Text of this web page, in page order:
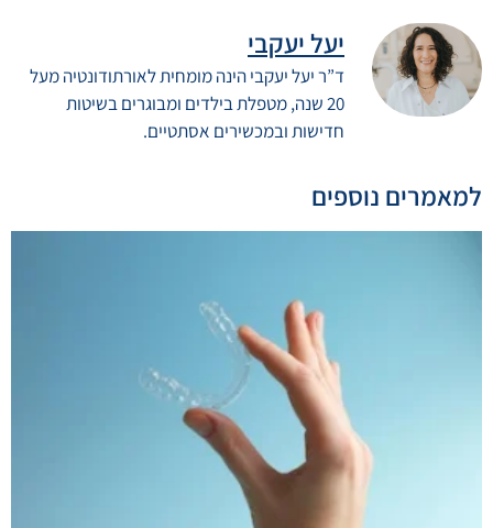
יעל יעקבי
ד”ר יעל יעקבי הינה מומחית לאורתודונטיה מעל
20 שנה, מטפלת בילדים ומבוגרים בשיטות
חדישות ובמכשירים אסתטיים.
למאמרים נוספים